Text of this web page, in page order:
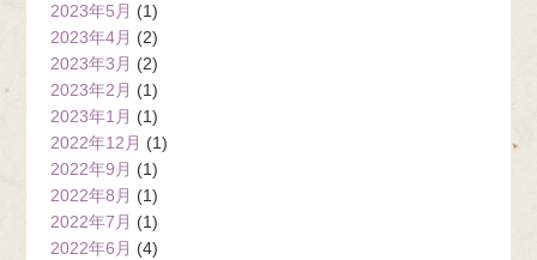
2023年5月 (1)
2023年4月 (2)
2023年3月 (2)
2023年2月 (1)
2023年1月 (1)
2022年12月 (1)
2022年9月 (1)
2022年8月 (1)
2022年7月 (1)
2022年6月 (4)